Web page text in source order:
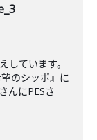
しています。
のシッポ』に
んにPESさ